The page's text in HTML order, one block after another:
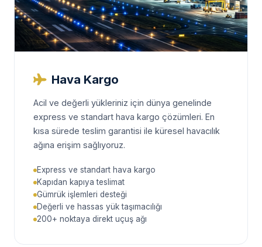
Hava Kargo
Acil ve değerli yükleriniz için dünya genelinde
express ve standart hava kargo çözümleri. En
kısa sürede teslim garantisi ile küresel havacılık
ağına erişim sağlıyoruz.
Express ve standart hava kargo
Kapıdan kapıya teslimat
Gümrük işlemleri desteği
Değerli ve hassas yük taşımacılığı
200+ noktaya direkt uçuş ağı